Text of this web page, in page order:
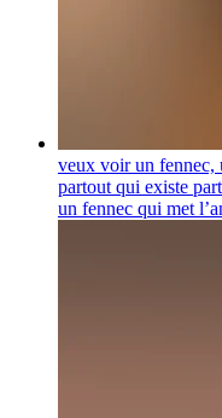
veux voir un fennec,
partout qui existe
un fennec qui met